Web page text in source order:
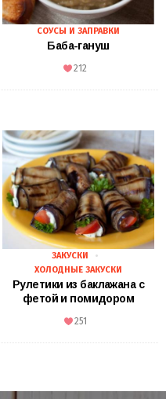
СОУСЫ И ЗАПРАВКИ
Баба-гануш
212
ЗАКУСКИ
ХОЛОДНЫЕ ЗАКУСКИ
Рулетики из баклажана с
фетой и помидором
251